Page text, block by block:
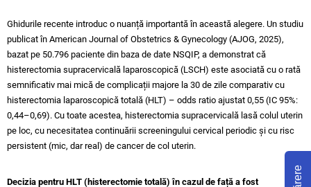
Ghidurile recente introduc o nuanță importantă în această alegere. Un studiu
publicat în American Journal of Obstetrics & Gynecology (AJOG, 2025),
bazat pe 50.796 paciente din baza de date NSQIP, a demonstrat că
histerectomia supracervicală laparoscopică (LSCH) este asociată cu o rată
semnificativ mai mică de complicații majore la 30 de zile comparativ cu
histerectomia laparoscopică totală (HLT) – odds ratio ajustat 0,55 (IC 95%:
0,44–0,69). Cu toate acestea, histerectomia supracervicală lasă colul uterin
pe loc, cu necesitatea continuării screeningului cervical periodic și cu risc
persistent (mic, dar real) de cancer de col uterin.
Decizia pentru HLT (histerectomie totală) în cazul de față a fost